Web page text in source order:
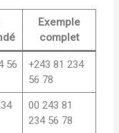
Exemple
complet
56
+243 81 234
56 78
00 243 81
234 56 78